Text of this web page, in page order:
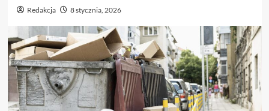
Redakcja 8 stycznia, 2026